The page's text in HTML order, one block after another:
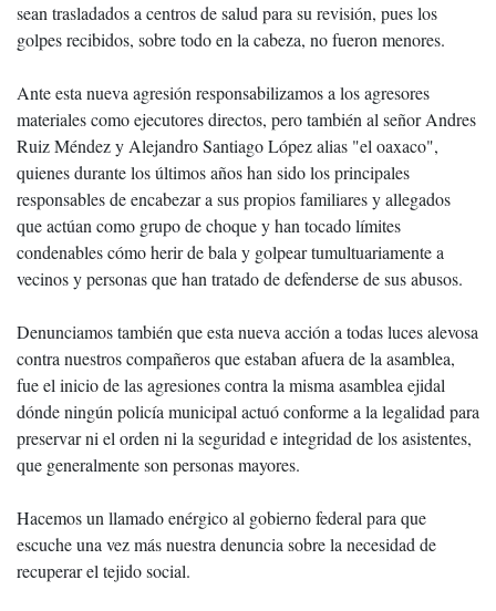
sean trasladados a centros de salud para su revisión, pues los
golpes recibidos, sobre todo en la cabeza, no fueron menores.
Ante esta nueva agresión responsabilizamos a los agresores
materiales como ejecutores directos, pero también al señor Andres
Ruiz Méndez y Alejandro Santiago López alias "el oaxaco",
quienes durante los últimos años han sido los principales
responsables de encabezar a sus propios familiares y allegados
que actúan como grupo de choque y han tocado límites
condenables cómo herir de bala y golpear tumultuariamente a
vecinos y personas que han tratado de defenderse de sus abusos.
Denunciamos también que esta nueva acción a todas luces alevosa
contra nuestros compañeros que estaban afuera de la asamblea,
fue el inicio de las agresiones contra la misma asamblea ejidal
dónde ningún policía municipal actuó conforme a la legalidad para
preservar ni el orden ni la seguridad e integridad de los asistentes,
que generalmente son personas mayores.
Hacemos un llamado enérgico al gobierno federal para que
escuche una vez más nuestra denuncia sobre la necesidad de
recuperar el tejido social.